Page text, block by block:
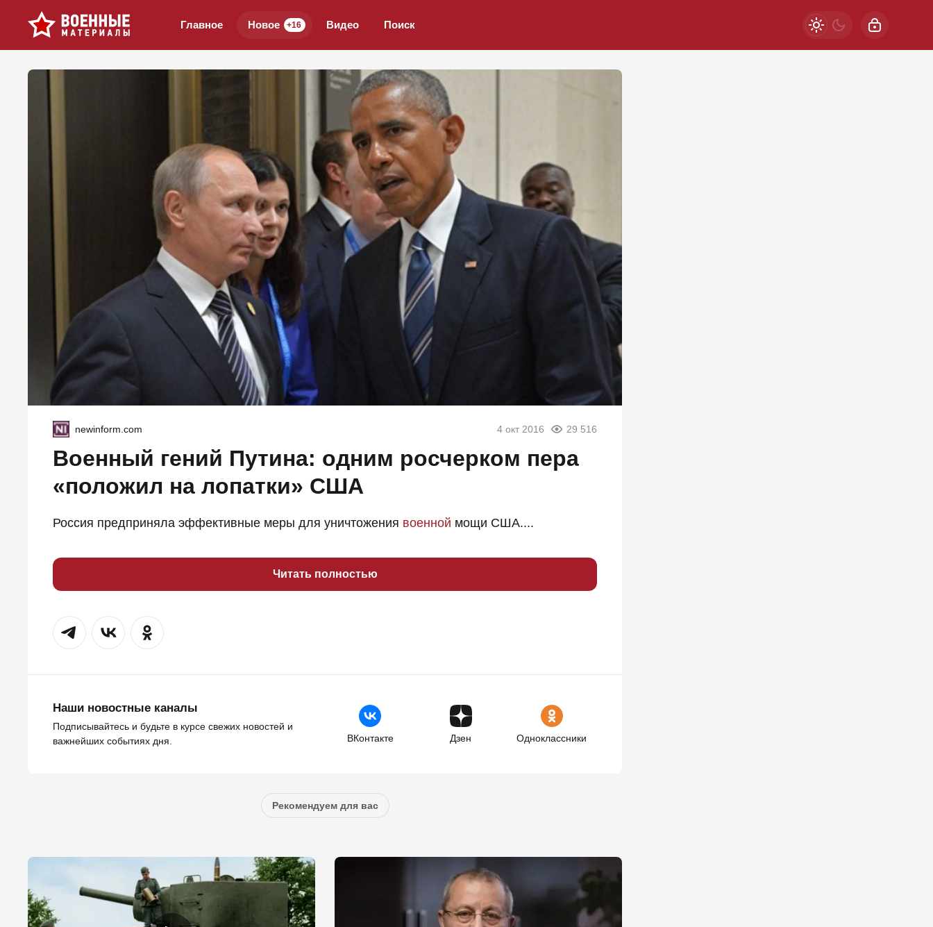
Главное Новое +16 Видео Поиск
newinform.com 4 окт 2016 29 516
Военный гений Путина: одним росчерком пера
«положил на лопатки» США
Россия предприняла эффективные меры для уничтожения военной мощи США....
Читать полностью
Наши новостные каналы
Подписывайтесь и будьте в курсе свежих новостей и
важнейших событиях дня.
ВКонтакте Дзен Одноклассники
Рекомендуем для вас